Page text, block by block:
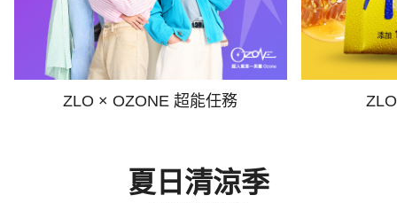
ZLO × OZONE 超能任務
夏日清涼季